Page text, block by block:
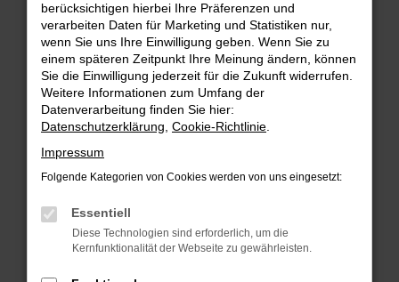
Fehler: Network Error
Beim Laden ist ein Fehler aufgetreten.
Hier sind ein paar Tipps, die dir helfen können:
Überprüfe deine Firewall und deine
Internetverbindung.
Laden andere Webseiten, zum Beispiel deine
Manche Erweiterungen, wie Werbeblocker,
können das Laden bestimmter Seiten
verhindern. Funktioniert die Seite in einem
berücksichtigen hierbei Ihre Präferenzen und
verarbeiten Daten für Marketing und Statistiken nur,
wenn Sie uns Ihre Einwilligung geben. Wenn Sie zu
einem späteren Zeitpunkt Ihre Meinung ändern, können
Sie die Einwilligung jederzeit für die Zukunft widerrufen.
Weitere Informationen zum Umfang der
Datenverarbeitung finden Sie hier:
Datenschutzerklärung Cookie-Richtlinie
Impressum
Folgende Kategorien von Cookies werden von uns eingesetzt:
Essentiell
Diese Technologien sind erforderlich, um die
Kernfunktionalität der Webseite zu gewährleisten.